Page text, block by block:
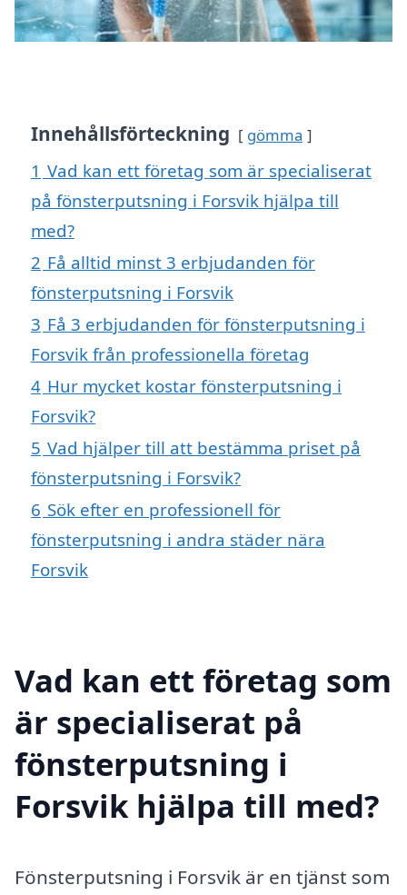
Innehållsförteckning gömma
1 Vad kan ett företag som är specialiserat
på fönsterputsning i Forsvik hjälpa till
med?
2 Få alltid minst 3 erbjudanden för
fönsterputsning i Forsvik
3 Få 3 erbjudanden för fönsterputsning i
Forsvik från professionella företag
4 Hur mycket kostar fönsterputsning i
Forsvik?
5 Vad hjälper till att bestämma priset på
fönsterputsning i Forsvik?
6 Sök efter en professionell för
fönsterputsning i andra städer nära
Forsvik
Vad kan ett företag som
är specialiserat på
fönsterputsning i
Forsvik hjälpa till med?
Fönsterputsning i Forsvik är en tjänst som